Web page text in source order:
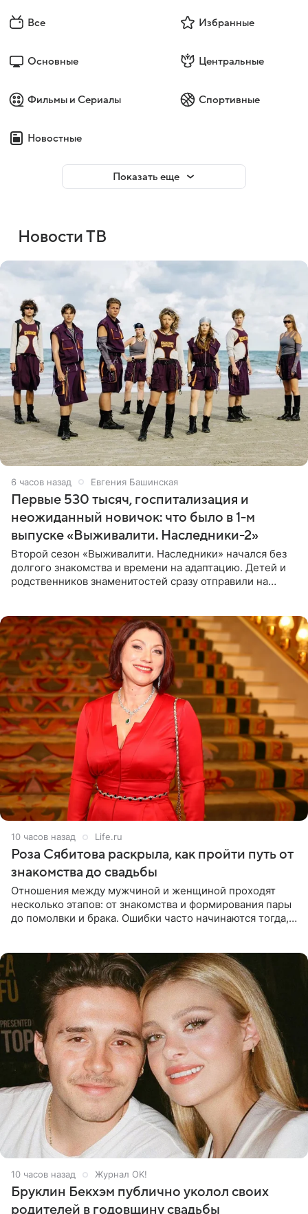
Все Избранные
Основные Центральные
Фильмы и Сериалы Спортивные
Новостные
Показать еще
Новости ТВ
6 часов назад Евгения Башинская
Первые 530 тысяч, госпитализация и
неожиданный новичок: что было в 1-м
выпуске «Выживалити. Наследники-2»
Второй сезон «Выживалити. Наследники» начался без
долгого знакомства и времени на адаптацию. Детей и
родственников знаменитостей сразу отправили на
10 часов назад Life.ru
Роза Сябитова раскрыла, как пройти путь от
знакомства до свадьбы
Отношения между мужчиной и женщиной проходят
несколько этапов: от знакомства и формирования пары
до помолвки и брака. Ошибки часто начинаются тогда,
10 часов назад Журнал OK!
Бруклин Бекхэм публично уколол своих
родителей в годовщину свадьбы